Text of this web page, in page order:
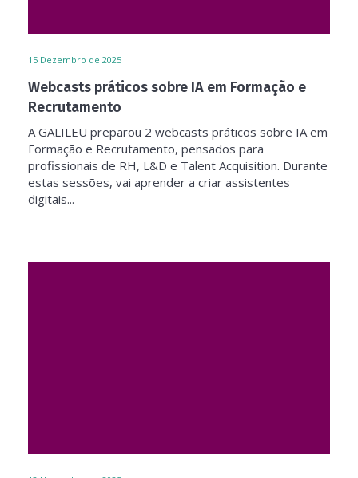
15 Dezembro de 2025
Webcasts práticos sobre IA em Formação e
Recrutamento
A GALILEU preparou 2 webcasts práticos sobre IA em
Formação e Recrutamento, pensados para
profissionais de RH, L&D e Talent Acquisition. Durante
estas sessões, vai aprender a criar assistentes
digitais...